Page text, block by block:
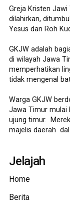
Greja Kristen
dilahirkan,
Yesus dan Roh
GKJW adalah
di wilayah Jawa
memperhatikan
tidak mengenal
Warga GKJW
Jawa Timur mulai
ujung timur.
majelis daerah
Jelajah
Home
Berita